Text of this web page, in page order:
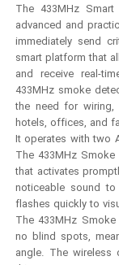
The 433MHz
advanced and
immediately send
smart platform that
and receive real-
433MHz smoke
the need for
hotels, offices, and
It operates with two
The 433MHz
that activates
noticeable sound
flashes quickly to
The 433MHz
no blind spots,
angle. The wireless